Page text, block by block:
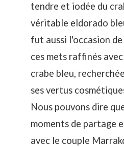
tendre et iodée du
véritable eldorado
fut aussi l'occasion
ces mets raffinés
crabe bleu,
ses vertus
Nous pouvons dire
moments de partage
avec le couple